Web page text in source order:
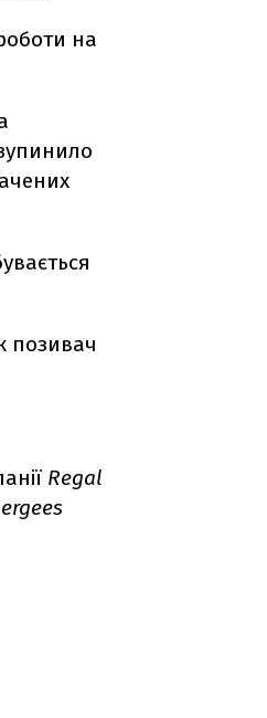
на
позивач
Regal